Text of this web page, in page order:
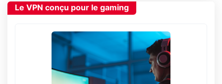
Le VPN conçu pour le gaming